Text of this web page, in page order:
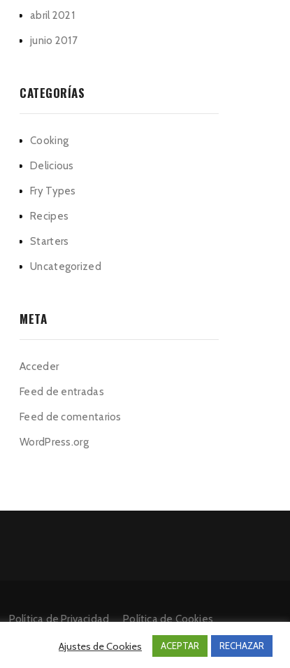
abril 2021
junio 2017
CATEGORÍAS
Cooking
Delicious
Fry Types
Recipes
Starters
Uncategorized
META
Acceder
Feed de entradas
Feed de comentarios
WordPress.org
Política de Privacidad
Política de Cookies
Ajustes de Cookies ACEPTAR RECHAZAR